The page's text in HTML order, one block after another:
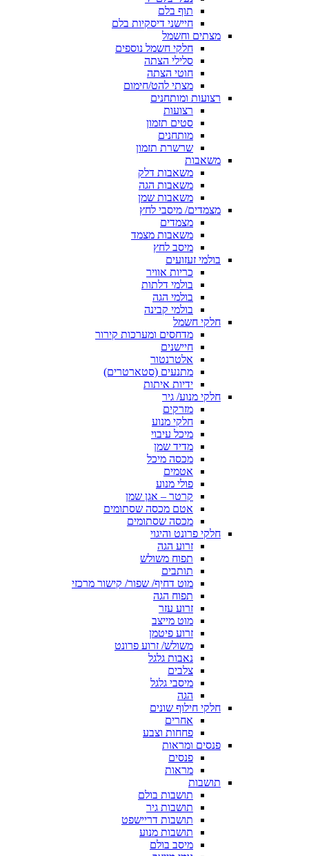
תוף בלם
חיישני דיסקיות בלם
מצתים וחשמל
חלקי חשמל נוספים
סלילי הצתה
חוטי הצתה
מצתי להט/חימום
רצועות ומותחנים
רצועות
סטים תזמון
מותחנים
שרשרת תזמון
משאבות
משאבות דלק
משאבות הגה
משאבות שמן
מצמדים/ מיסבי לחץ
מצמדים
משאבות מצמד
מיסב לחץ
בולמי זעזועים
כריות אוויר
בולמי דלתות
בולמי הגה
בולמי קבינה
חלקי חשמל
מדחסים ומערכות קירור
חיישנים
אלטרנטור
מתנעים (סטארטרים)
ידיות איתות
חלקי מנוע/ גיר
מזרקים
חלקי מנוע
מיכל עיבוי
מדיד שמן
מכסה מיכל
אטמים
פולי מנוע
קרטר – אגן שמן
אטם מכסה שסתומים
מכסה שסתומים
חלקי פרונט והיגוי
זרוע הגה
תפוח משולש
תותבים
מוט דחיף/ שפור/ קישור מרכזי
תפוח הגה
זרוע עזר
מוט מייצב
זרוע פיטמן
משולש/ זרוע פרונט
נאבות גלגל
צלבים
מיסבי גלגל
הגה
חלקי חילוף שונים
אחרים
פחחות וצבע
פנסים ומראות
פנסים
מראות
תושבות
תושבות בולם
תושבות גיר
תושבות דריישפט
תושבות מנוע
מיסב בולם